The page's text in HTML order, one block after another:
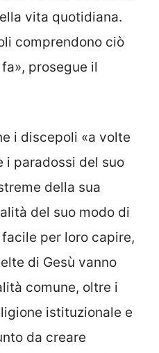
vita quotidiana.
comprendono ciò
prosegue il
i discepoli «a volte
paradossi del suo
della sua
del suo modo di
per loro capire,
di Gesù vanno
comune, oltre i
istituzionale e
da creare